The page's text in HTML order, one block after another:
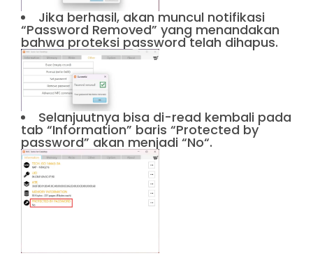
Jika berhasil, akan muncul notifikasi
“Password Removed” yang menandakan
bahwa proteksi password telah dihapus.
Selanjuutnya bisa di-read kembali pada
tab “Information” baris “Protected by
password” akan menjadi “No“.